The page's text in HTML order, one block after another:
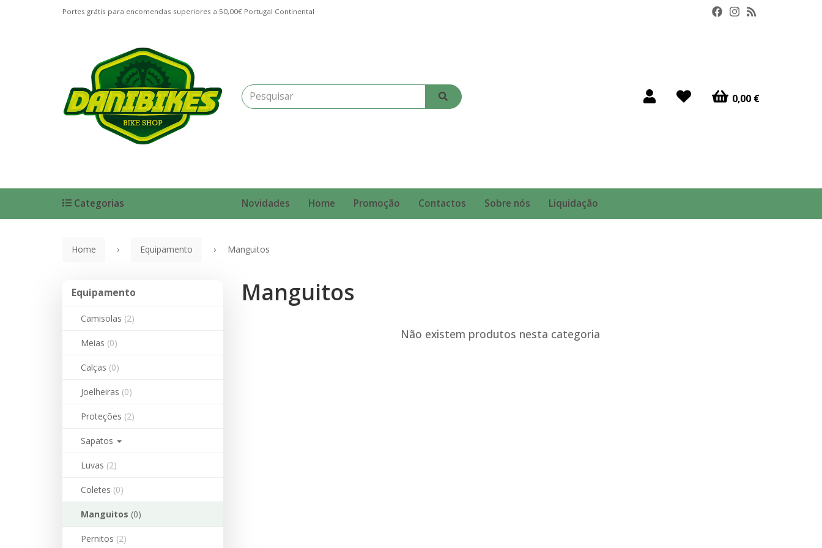
Portes grátis para encomendas superiores a 50,00€ Portugal Continental
0,00 €
Novidades Home Promoção Contactos Sobre nós Liquidação
Categorias
Home Equipamento Manguitos
Equipamento
Camisolas (2)
Meias (0)
Calças (0)
Joelheiras (0)
Proteções (2)
Sapatos
Luvas (2)
Coletes (0)
Manguitos (0)
Pernitos (2)
Manguitos
Não existem produtos nesta categoria